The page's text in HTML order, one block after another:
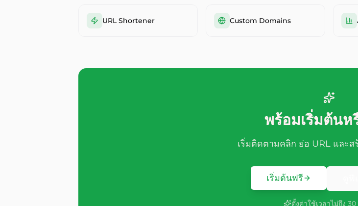
URL Shortener Custom Domains
พร้อมเริ่มต้นห
เริ่มติดตามคลิก ย่อ URL และส
เริ่มต้นฟรี
ตั้งค่าใช้เวลาไม่ถึง